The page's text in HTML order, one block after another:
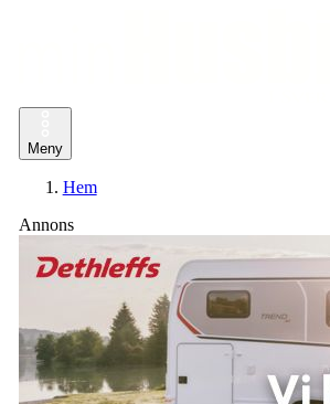
Meny
Hem
Annons